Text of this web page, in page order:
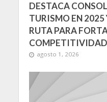
DESTACA
TURISMO EN 2025
RUTA PARA
COMPETITIVIDAD
agosto 1, 2026